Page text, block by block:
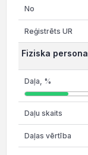
Fiziska persona